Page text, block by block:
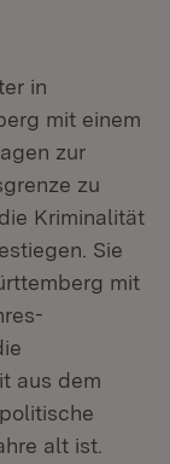
in
mit einem
zur
zu
Kriminalität
Sie
mit
aus dem
alt ist.